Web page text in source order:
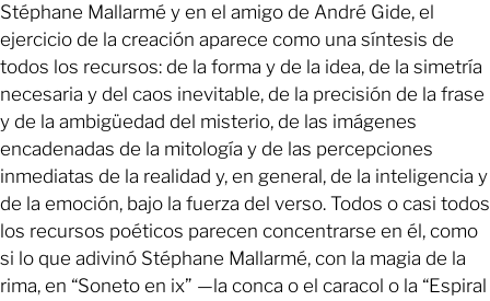
Stéphane Mallarmé y en el amigo de André Gide, el
ejercicio de la creación aparece como una síntesis de
todos los recursos: de la forma y de la idea, de la simetría
necesaria y del caos inevitable, de la precisión de la frase
y de la ambigüedad del misterio, de las imágenes
encadenadas de la mitología y de las percepciones
inmediatas de la realidad y, en general, de la inteligencia y
de la emoción, bajo la fuerza del verso. Todos o casi todos
los recursos poéticos parecen concentrarse en él, como
si lo que adivinó Stéphane Mallarmé, con la magia de la
rima, en “Soneto en ix” —la conca o el caracol o la “Espiral